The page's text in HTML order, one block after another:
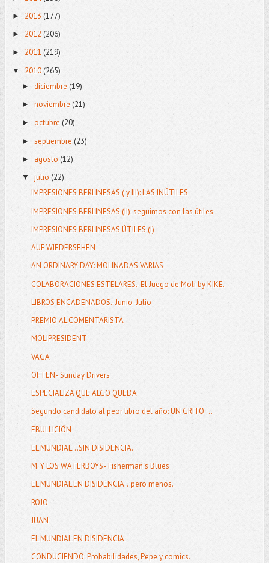
► 2013 (177)
► 2012 (206)
► 2011 (219)
▼ 2010(265)
► diciembre (19)
► noviembre (21)
► octubre (20)
► septiembre (23)
► agosto (12)
▼ julio (22)
IMPRESIONES BERLINESAS ( y III): LAS INÚTILES
IMPRESIONES BERLINESAS (II): seguimos con las útiles
IMPRESIONES BERLINESAS ÚTILES (I)
AUF WIEDERSEHEN
AN ORDINARY DAY: MOLINADAS VARIAS
COLABORACIONES ESTELARES.- El Juego de Moli by KIKE.
LIBROS ENCADENADOS.- Junio-Julio
PREMIO AL COMENTARISTA
MOLIPRESIDENT
VAGA
OFTEN.- Sunday Drivers
ESPECIALIZA QUE ALGO QUEDA
Segundo candidato al peor libro del año: UN GRITO ...
EBULLICIÓN
EL MUNDIAL…SIN DISIDENCIA.
M. Y LOS WATERBOYS.- Fisherman´s Blues
EL MUNDIAL EN DISIDENCIA...pero menos.
ROJO
JUAN
EL MUNDIAL EN DISIDENCIA.
CONDUCIENDO: Probabilidades, Pepe y comics.